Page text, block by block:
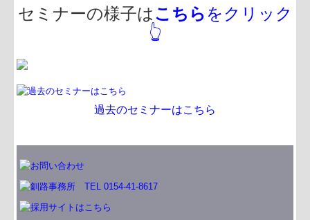
サイトマップ
社会福祉法人の皆様へ
TKC関連リンク一覧
セミナーの様子はこちらをクリック
👆
過去のセミナーはこちら